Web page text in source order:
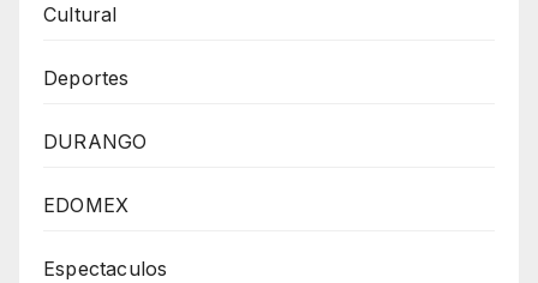
Cultural
Deportes
DURANGO
EDOMEX
Espectaculos